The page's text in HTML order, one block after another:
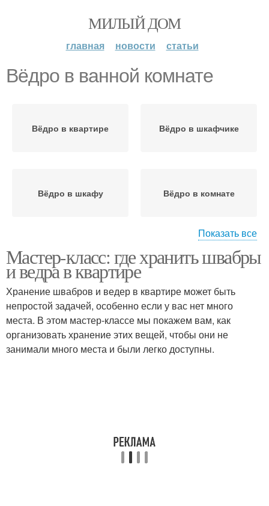
МИЛЫЙ ДОМ
главная новости статьи
Вёдро в ванной комнате
Вёдро в квартире Вёдро в шкафчике
Вёдро в шкафу Вёдро в комнате
Вёдро в прихожей Вёдро для очистки
Вёдро на полу Вёдро для хранения
Показать все
Мастер-класс: где хранить швабры
и ведра в квартире
Хранение швабров и ведер в квартире может быть
непростой задачей, особенно если у вас нет много
места. В этом мастер-классе мы покажем вам, как
организовать хранение этих вещей, чтобы они не
занимали много места и были легко доступны.